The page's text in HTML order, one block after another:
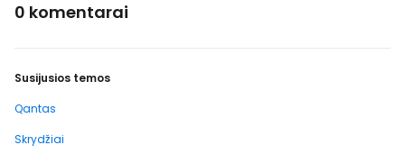
0 komentarai
Susijusios temos
Qantas
Skrydžiai